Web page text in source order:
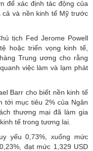
để xác định tác động của
và nền kinh tế Mỹ trước
tịch Fed Jerome Powell
hoặc triển vọng kinh tế,
Trung ương cho rằng
việc làm và lạm phát
Barr cho biết nền kinh tế
tới mục tiêu 2% của Ngân
thương mại đã làm gia
tế trong tương lai.
yếu 0,73%, xuống mức
đạt mức 1,329 USD